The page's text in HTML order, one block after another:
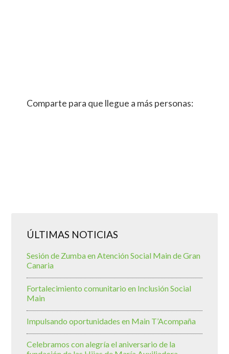
Comparte para que llegue a más personas:
ÚLTIMAS NOTICIAS
Sesión de Zumba en Atención Social Main de Gran
Canaria
Fortalecimiento comunitario en Inclusión Social
Main
Impulsando oportunidades en Main T’Acompaña
Celebramos con alegría el aniversario de la